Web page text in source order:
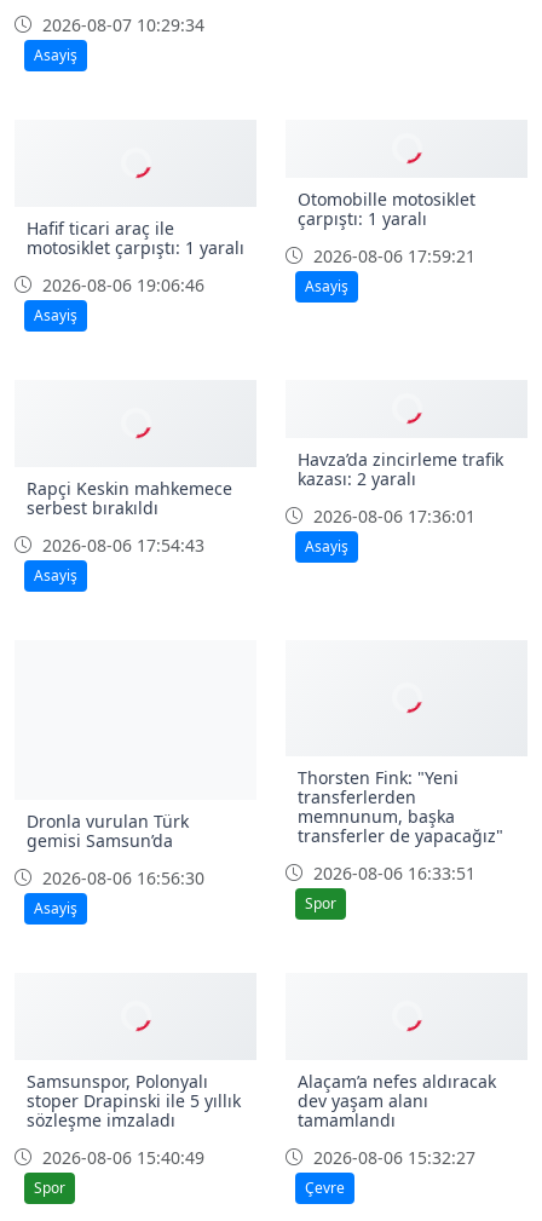
2026-08-07 10:29:34
Asayiş
Hafif ticari araç ile
motosiklet çarpıştı: 1 yaralı
2026-08-06 19:06:46
Asayiş
Otomobille motosiklet
çarpıştı: 1 yaralı
2026-08-06 17:59:21
Asayiş
Rapçi Keskin mahkemece
serbest bırakıldı
2026-08-06 17:54:43
Asayiş
Havza’da zincirleme trafik
kazası: 2 yaralı
2026-08-06 17:36:01
Asayiş
Dronla vurulan Türk
gemisi Samsun’da
2026-08-06 16:56:30
Asayiş
Thorsten Fink: "Yeni
transferlerden
memnunum, başka
transferler de yapacağız"
2026-08-06 16:33:51
Spor
Samsunspor, Polonyalı
stoper Drapinski ile 5 yıllık
sözleşme imzaladı
2026-08-06 15:40:49
Spor
Alaçam’a nefes aldıracak
dev yaşam alanı
tamamlandı
2026-08-06 15:32:27
Çevre